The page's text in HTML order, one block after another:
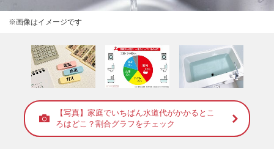
※画像はイメージです
【写真】家庭でいちばん水道代がかかるとこ
ろはどこ？割合グラフをチェック